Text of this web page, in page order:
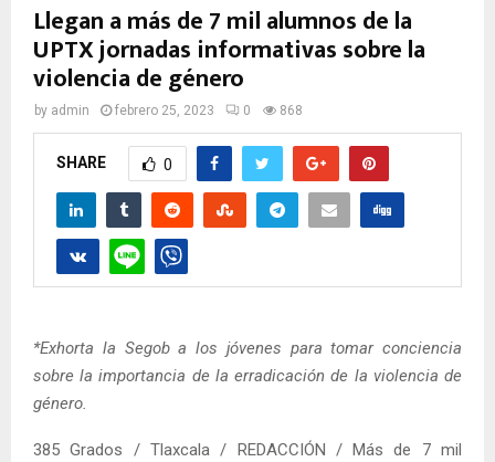
Llegan a más de 7 mil alumnos de la
UPTX jornadas informativas sobre la
violencia de género
by admin febrero 25, 2023 0 868
SHARE 0
*Exhorta la Segob a los jóvenes para tomar conciencia
sobre la importancia de la erradicación de la violencia de
género.
385 Grados / Tlaxcala / REDACCIÓN / Más de 7 mil